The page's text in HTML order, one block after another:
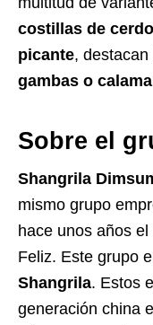
costillas de
picante, destacan
gambas o
Sobre el
Shangrila
mismo grupo
hace unos años
Feliz. Este grupo
Shangrila. Estos
generación china